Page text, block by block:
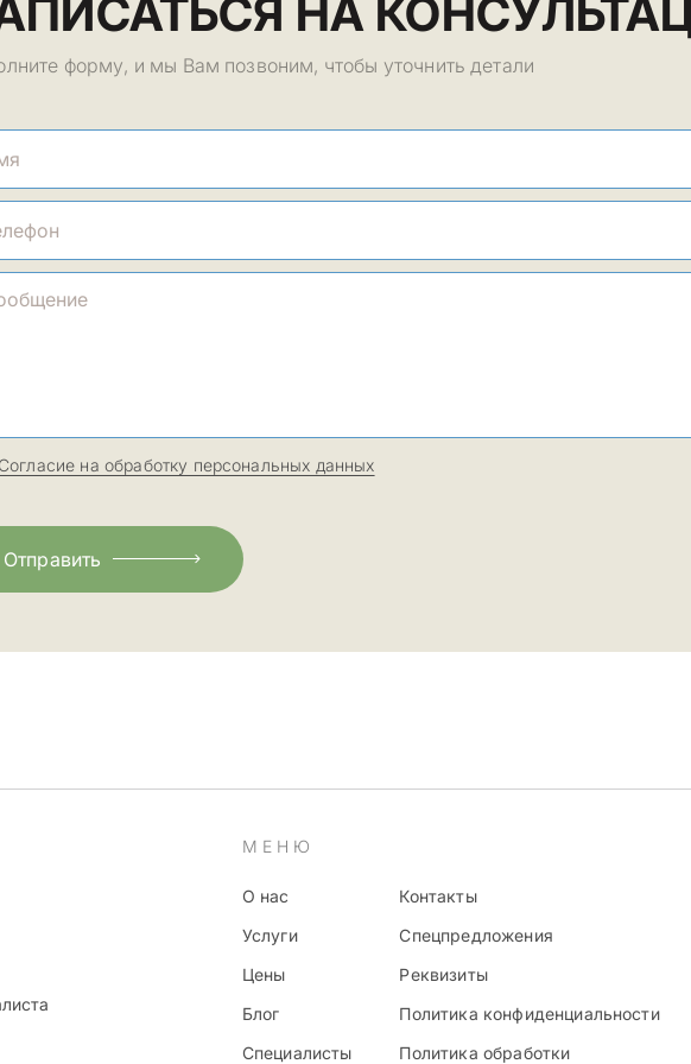
НА
форму, и мы Вам позвоним, чтобы уточнить детали
Согласие на обработку персональных данных
Отправить
МЕНЮ
О нас
Услуги
Цены
Блог
Специалисты
Контакты
Спецпредложения
Реквизиты
Политика конфиденциальности
Политика обработки